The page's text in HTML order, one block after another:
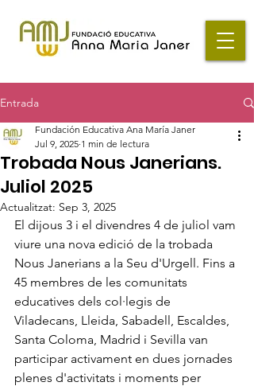
Entrada
Trobada Nous Janerians.
Juliol 2025
Fundación Educativa Ana María Janer
Jul 9, 2025 1 min de lectura
Actualitzat: Sep 3, 2025
El dijous 3 i el divendres 4 de juliol vam
viure una nova edició de la trobada
Nous Janerians a la Seu d'Urgell. Fins a
45 membres de les comunitats
educatives dels col·legis de
Viladecans, Lleida, Sabadell, Escaldes,
Santa Coloma, Madrid i Sevilla van
participar activament en dues jornades
plenes d'activitats i moments per